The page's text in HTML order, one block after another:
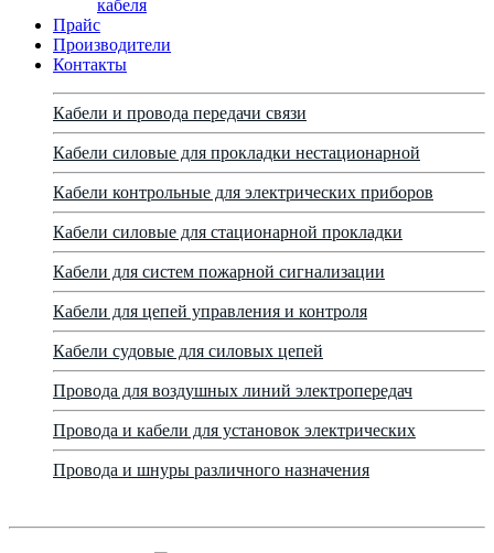
кабеля
Прайс
Производители
Контакты
Кабели и провода передачи связи
Кабели силовые для прокладки нестационарной
Кабели контрольные для электрических приборов
Кабели силовые для стационарной прокладки
Кабели для систем пожарной сигнализации
Кабели для цепей управления и контроля
Кабели судовые для силовых цепей
Провода для воздушных линий электропередач
Провода и кабели для установок электрических
Провода и шнуры различного назначения